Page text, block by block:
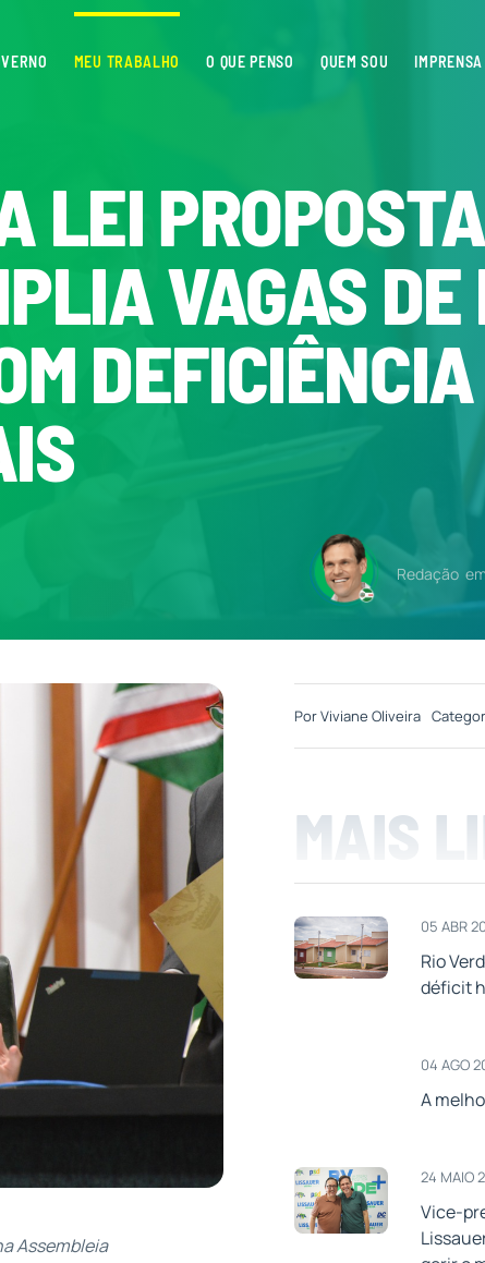
MEU TRABALHO O QUE PENSO QUEM SOU IMPRENSA
LEI
VAGAS DE
Redação
Assembleia
PorViviane Oliveira
MAIS
05 ABR
Rio
déficit
04 AGO
A
24 MAIO
Vice-